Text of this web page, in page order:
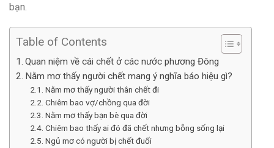
bạn.
Table of Contents
Quan niệm về cái chết ở các nước phương Đông
Nằm mơ thấy người chết mang ý nghĩa báo hiệu gì?
Nằm mơ thấy người thân chết đi
Chiêm bao vợ/chồng qua đời
Nằm mơ thấy bạn bè qua đời
Chiêm bao thấy ai đó đã chết nhưng bỗng sống lại
Ngủ mơ có người bị chết đuối